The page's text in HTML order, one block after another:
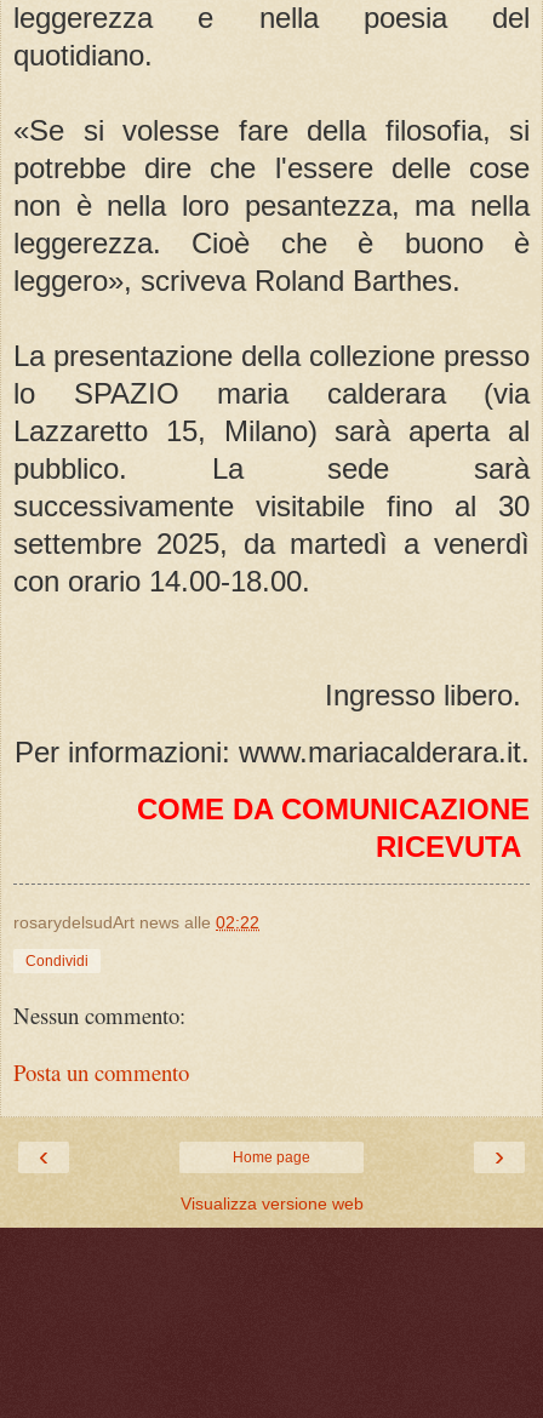
leggerezza e nella poesia del
quotidiano.
«Se si volesse fare della filosofia, si
potrebbe dire che l'essere delle cose
non è nella loro pesantezza, ma nella
leggerezza. Cioè che è buono è
leggero», scriveva Roland Barthes.
La presentazione della collezione presso
lo SPAZIO maria calderara (via
Lazzaretto 15, Milano) sarà aperta al
pubblico. La sede sarà
successivamente visitabile fino al 30
settembre 2025, da martedì a venerdì
con orario 14.00-18.00.
Ingresso libero.
Per informazioni: www.mariacalderara.it.
COME DA COMUNICAZIONE
RICEVUTA
rosarydelsudArt news alle 02:22
Condividi
Nessun commento:
Posta un commento
‹ ›
Home page
Visualizza versione web